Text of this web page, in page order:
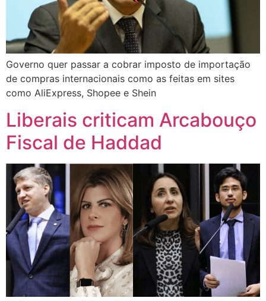
Governo quer passar a cobrar imposto de importação
de compras internacionais como as feitas em sites
como AliExpress, Shopee e Shein
Liberais criticam Arcabouço
Fiscal de Haddad